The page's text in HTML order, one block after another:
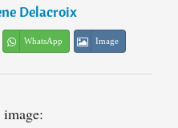
Delacroix
WhatsApp Image